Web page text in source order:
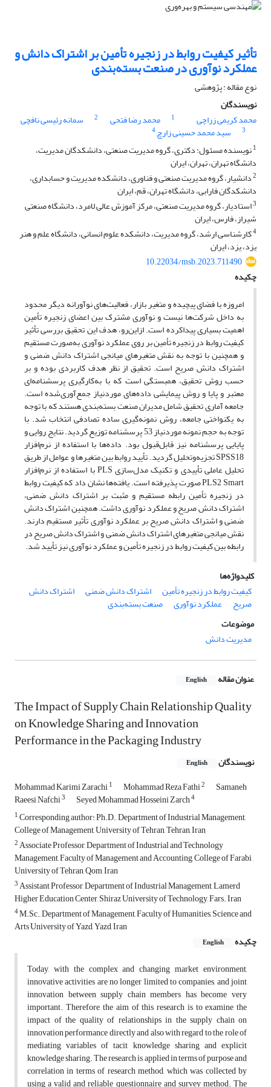
تأثیر کیفیت روابط در زنجیره تأمین بر اشتراک دانش و
عملکرد نوآوری در صنعت بسته‌بندی
نوع مقاله : پژوهشی
نویسندگان
محمد کریمی زراچی
1 محمد رضا فتحی 2 سمانه رئیسی نافچی
3 سید محمد حسینی زارچ4
1نویسنده مسئول: دکتری، گروه مدیریت صنعتی، دانشکدگان مدیریت،
دانشگاه تهران، تهران، ایران
2دانشیار، گروه مدیریت صنعتی و فناوری، دانشکده مدیریت و حسابداری،
دانشکدگان فارابی، دانشگاه تهران، قم، ایران
3استادیار، گروه مدیریت صنعتی، مرکز آموزش عالی لامرد، دانشگاه صنعتی
شیراز، فارس، ایران
4کارشناسی ارشد، گروه مدیریت، دانشکده علوم انسانی، دانشگاه علم و هنر
یزد، یزد، ایران
10.22034/msb.2023.711490
چکیده
امروزه با فضای پیچیده و متغیر بازار، فعالیت‌های نوآورانه دیگر محدود
به داخل شرکت‌ها نیست و نوآوری مشترک بین اعضای زنجیره تأمین
اهمیت بسیاری پیداکرده است. ازاین‌رو، هدف این تحقیق بررسی تأثیر
کیفیت روابط در زنجیره تأمین بر روی عملکرد نوآوری به‌صورت مستقیم
و همچنین با توجه به نقش متغیرهای میانجی اشتراک دانش ضمنی و
اشتراک دانش صریح است. تحقیق از نظر هدف کاربردی بوده و بر
حسب روش تحقیق، همبستگی است که با به‌کارگیری پرسشنامه‌ای
معتبر و پایا و روش پیمایشی داده‌های موردنیاز جمع‌آوری‌شده است.
جامعه آماری تحقیق شامل مدیران صنعت بسته‌بندی هستند که با توجه
به یکنواختی جامعه، روش نمونه‌گیری ساده تصادفی انتخاب شد. با
توجه به حجم نمونه موردنیاز 53 پرسشنامه توزیع گردید. نتایج روایی و
پایایی پرسشنامه نیز قابل‌قبول بود. داده‌ها با استفاده از نرم‌افزار
SPSS18 تجزیه‌وتحلیل گردید. تأیید روابط بین متغیر‌ها و عوامل از طریق
تحلیل عاملی تأییدی و تکنیک مدل‌سازی PLS با استفاده از نرم‌افزار
PLS2 Smart صورت پذیرفته است. یافته‌ها نشان داد که کیفیت روابط
در زنجیره تأمین رابطه مستقیم و مثبت بر اشتراک دانش ضمنی،
اشتراک دانش صریح و عملکرد نوآوری داشت. همچنین اشتراک دانش
ضمنی و اشتراک دانش صریح بر عملکرد نوآوری تأثیر مستقیم دارند.
نقش میانجی متغیرهای اشتراک دانش ضمنی و اشتراک دانش صریح در
رابطه بین کیفیت روابط در زنجیره تأمین و عملکرد نوآوری نیز تأیید شد.
کلیدواژه‌ها
کیفیت روابط در زنجیره تأمین
اشتراک دانش ضمنی اشتراک دانش
صریح عملکرد نوآوری
صنعت بسته‌بندی
موضوعات
مدیریت دانش
عنوان مقاله English
The Impact of Supply Chain Relationship Quality
on Knowledge Sharing and Innovation
Performance in the Packaging Industry
نویسندگان English
Mohammad Karimi Zarachi1 Mohammad Reza Fathi2 Samaneh
Raeesi Nafchi3 Seyed Mohammad Hosseini Zarch4
1Corresponding author: Ph.D., Department of Industrial Management,
College of Management, University of Tehran, Tehran, Iran
2Associate Professor, Department of Industrial and Technology
Management, Faculty of Management and Accounting, College of Farabi ,
University of Tehran, Qom, Iran
3Assistant Professor, Department of Industrial Management, Lamerd
Higher Education Center, Shiraz University of Technology, Fars. Iran
4M.Sc., Department of Management, Faculty of Humanities, Science and
Arts University of Yazd, Yazd, Iran
چکیده
English
Today, with the complex and changing market environment,
innovative activities are no longer limited to companies, and joint
innovation between supply chain members has become very
important. Therefore, the aim of this research is to examine the
impact of the quality of relationships in the supply chain on
innovation performance directly and also with regard to the role of
mediating variables of tacit knowledge sharing and explicit
knowledge sharing. The research is applied in terms of purpose and
correlation in terms of research method, which was collected by